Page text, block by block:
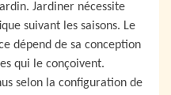
Jardiner nécessite
suivant les saisons. Le
dépend de sa conception
qui le conçoivent.
selon la configuration de